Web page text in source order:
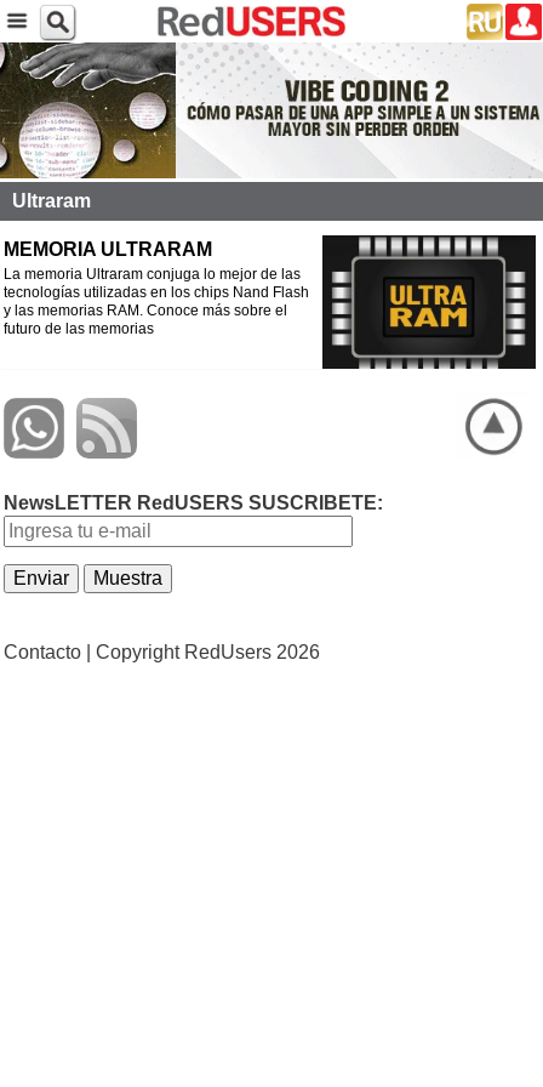
Ultraram
MEMORIA ULTRARAM
La memoria Ultraram conjuga lo mejor de las
tecnologías utilizadas en los chips Nand Flash
y las memorias RAM. Conoce más sobre el
futuro de las memorias
NewsLETTER RedUSERS SUSCRIBETE:
Contacto | Copyright RedUsers 2026